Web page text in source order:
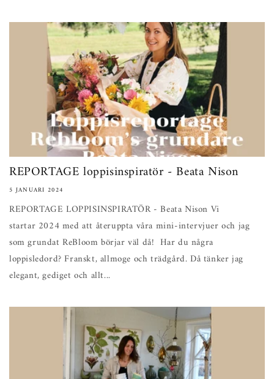
REPORTAGE loppisinspiratör - Beata Nison
5 JANUARI 2024
REPORTAGE LOPPISINSPIRATÖR - Beata Nison Vi
startar 2024 med att återuppta våra mini-intervjuer och jag
som grundat ReBloom börjar väl då! Har du några
loppisledord? Franskt, allmoge och trädgård. Då tänker jag
elegant, gediget och allt...